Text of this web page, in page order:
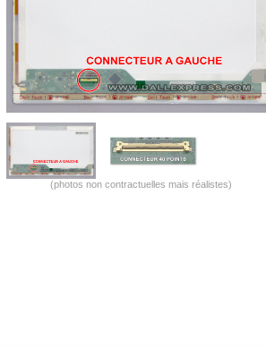
(photos non contractuelles mais réalistes)